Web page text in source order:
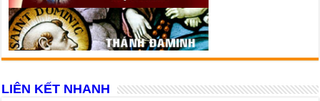
LIÊN KẾT NHANH